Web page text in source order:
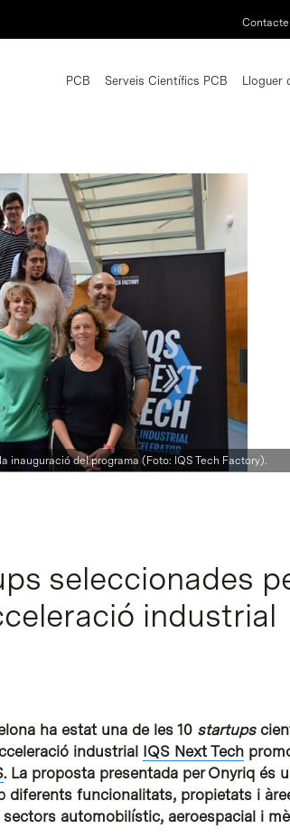
Contacte
PCB Serveis Científics PCB Lloguer
inauguració del programa (Foto: IQS Tech Factory).
seleccionades
industrial
ha estat una de les 10 startups
industrial IQS Next Tech
. La proposta presentada per Onyriq és
diferents funcionalitats, propietats i
automobilístic, aeroespacial i